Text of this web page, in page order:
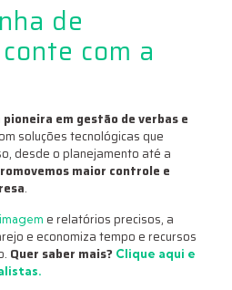
de
com a
pioneira em gestão de verbas e
soluções tecnológicas que
desde o planejamento até a
maior controle e
.
e relatórios precisos, a
e economiza tempo e recursos
Quer saber mais? Clique aqui e